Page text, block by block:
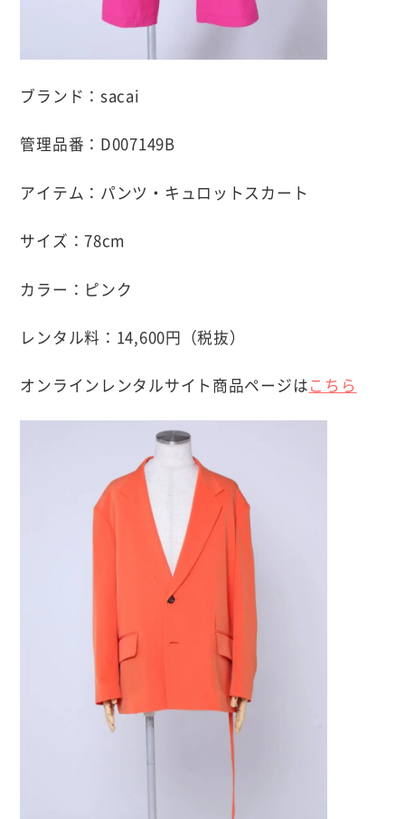
ブランド：sacai
管理品番：D007149B
アイテム：パンツ・キュロットスカート
サイズ：78cm
カラー：ピンク
レンタル料：14,600円（税抜）
オンラインレンタルサイト商品ページは こちら